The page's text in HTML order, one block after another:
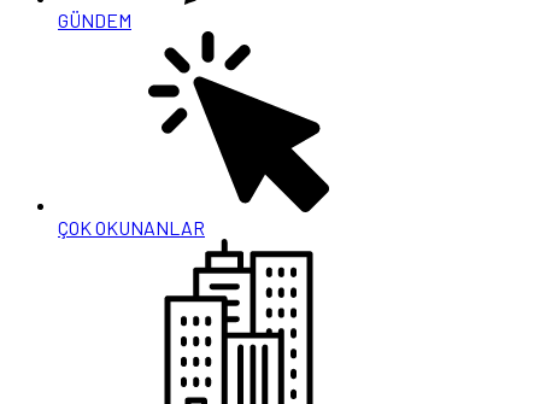
GÜNDEM
ÇOK OKUNANLAR